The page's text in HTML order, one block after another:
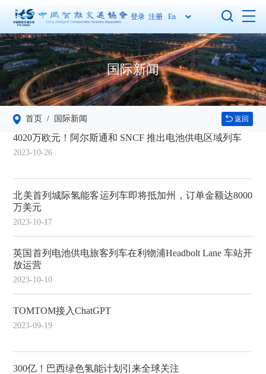
登录注册
国际新闻
首页 / 国际新闻 返回
4020万欧元！阿尔斯通和 SNCF 推出电池供电区域列车
2023-10-26
北美首列城际氢能客运列车即将抵加州，订单金额达8000
万美元
2023-10-17
英国首列电池供电旅客列车在利物浦Headbolt Lane 车站开
放运营
2023-10-10
TOMTOM接入ChatGPT
2023-09-19
300亿！巴西绿色氢能计划引来全球关注